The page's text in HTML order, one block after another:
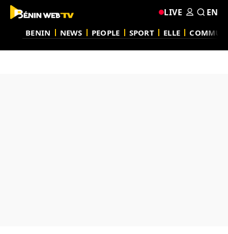
BENIN NEWS PEOPLE SPORT ELLE
LIVE EN